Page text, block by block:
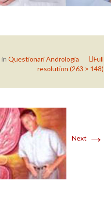
in Questionari Andrologia
Full
resolution (263 × 148)
Next →